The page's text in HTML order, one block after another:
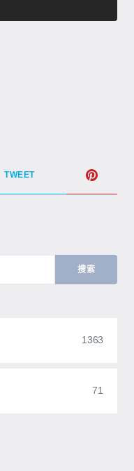
TWEET
搜索
1363
71